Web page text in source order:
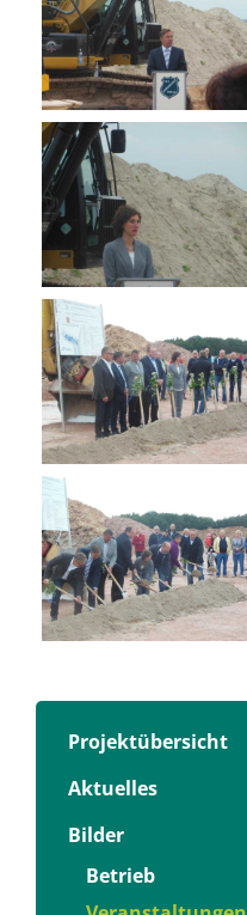
Projektübersicht
Aktuelles
Bilder
Betrieb